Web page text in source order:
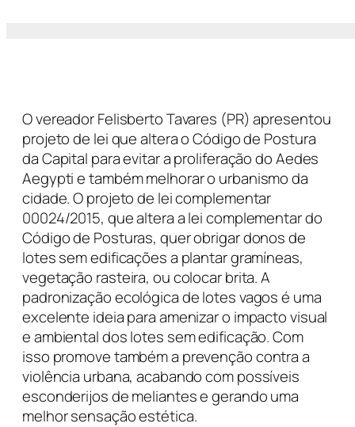
O vereador Felisberto Tavares (PR) apresentou
projeto de lei que altera o Código de Postura
da Capital para evitar a proliferação do Aedes
Aegypti e também melhorar o urbanismo da
cidade. O projeto de lei complementar
00024/2015, que altera a lei complementar do
Código de Posturas, quer obrigar donos de
lotes sem edificações a plantar gramíneas,
vegetação rasteira, ou colocar brita. A
padronização ecológica de lotes vagos é uma
excelente ideia para amenizar o impacto visual
e ambiental dos lotes sem edificação. Com
isso promove também a prevenção contra a
violência urbana, acabando com possíveis
esconderijos de meliantes e gerando uma
melhor sensação estética.